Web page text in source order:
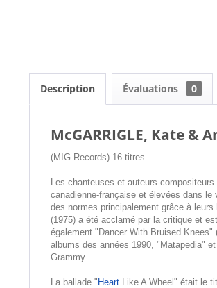
Description Évaluations 0
McGARRIGLE, Kate &
(MIG Records) 16 titres
Les chanteuses et auteurs-
canadienne-française et élevées dans
des normes principalement grâce à
(1975) a été acclamé par la critique et
également "Dancer With Bruised
albums des années 1990, "Matapedia"
Grammy.
La ballade " Heart Like A Wheel" était le